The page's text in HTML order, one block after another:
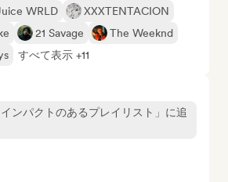
WRLD
XXXTENTACION
21 Savage
The Weeknd
すべて表示 +11
ンパクトのあるプレイリスト」に追